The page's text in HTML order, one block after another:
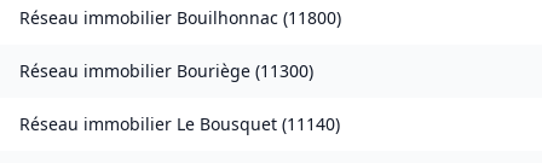
Réseau immobilier Bouilhonnac (11800)
Réseau immobilier Bouriège (11300)
Réseau immobilier Le Bousquet (11140)